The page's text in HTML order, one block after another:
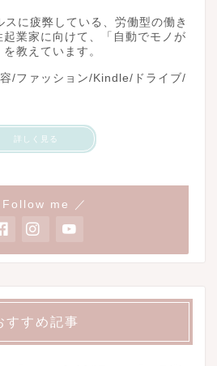
に疲弊している、労働型の働き
業家に向けて、「自動でモノが
教えています。
/ファッション/Kindle/ドライブ/
詳しく見る
Follow me ／
すすめ記事